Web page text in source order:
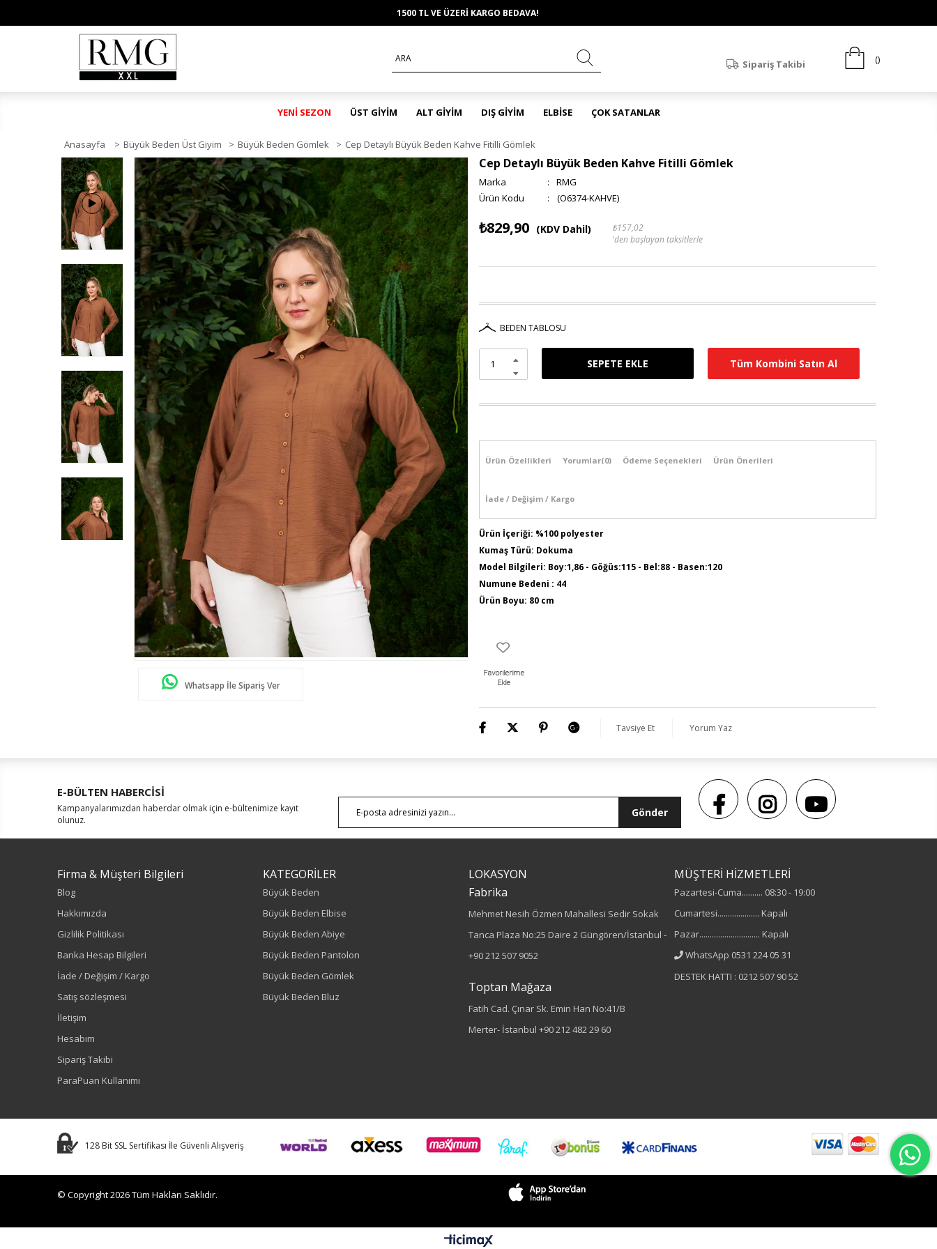
1500 TL VE ÜZERİ KARGO BEDAVA!
Sipariş Takibi
YENİ SEZON ÜST GİYİM ALT GİYİM DIŞ GİYİM ELBİSE ÇOK SATANLAR
Anasayfa > Büyük Beden Üst Giyim > Büyük Beden Gömlek > Cep Detaylı Büyük Beden Kahve Fitilli Gömlek
Whatsapp İle Sipariş Ver
Cep Detaylı Büyük Beden Kahve Fitilli Gömlek
Marka :
RMG
(O6374-KAHVE)
₺829,90 (KDV Dahil)
₺157,02
'den başlayan taksitlerle
BEDEN TABLOSU
Tüm Kombini Satın Al
Ürün Özellikleri Yorumlar(0) Ödeme Seçenekleri Ürün Önerileri
İade / Değişim / Kargo
Ürün İçeriği: %100 polyester
Kumaş Türü: Dokuma
Model Bilgileri: Boy:1,86 - Göğüs:115 - Bel:88 - Basen:120
Numune Bedeni : 44
Ürün Boyu: 80 cm
Sezon : YAZLIK
Renk
Sezon
Tavsiye Et Yorum Yaz
E-BÜLTEN HABERCİSİ
Kampanyalarımızdan haberdar olmak için e-bültenimize kayıt
olunuz.
Gönder
Firma & Müşteri Bilgileri
Blog
Hakkımızda
Gizlilik Politikası
Banka Hesap Bilgileri
İade / Değişim / Kargo
Satış sözleşmesi
İletişim
Hesabım
Sipariş Takibi
ParaPuan Kullanımı
KATEGORİLER
Büyük Beden
Büyük Beden Elbise
Büyük Beden Abiye
Büyük Beden Pantolon
Büyük Beden Gömlek
Büyük Beden Bluz
LOKASYON
Fabrika
Mehmet Nesih Özmen Mahallesi Sedir Sokak
Tanca Plaza No:25 Daire 2 Güngören/İstanbul -
+90 212 507 9052
Toptan Mağaza
Fatih Cad. Çınar Sk. Emin Han No:41/B
Merter- İstanbul +90 212 482 29 60
MÜŞTERİ HİZMETLERİ
Pazartesi-Cuma.......... 08:30 - 19:00
Cumartesi.................... Kapalı
Pazar............................. Kapalı
WhatsApp 0531 224 05 31
DESTEK HATTI : 0212 507 90 52
128 Bit SSL Sertifikası İle Güvenli Alışveriş
© Copyright 2026 Tüm Hakları Saklıdır.